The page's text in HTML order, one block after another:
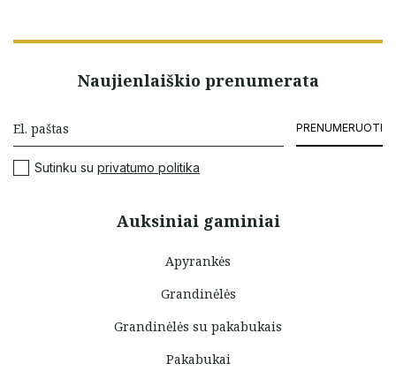
Auksiniai gaminiai
Apyrankės
Grandinėlės
Grandinėlės su pakabukais
Pakabukai
Naujienlaiškio prenumerata
PRENUMERUOTI
Sutinku su privatumo politika